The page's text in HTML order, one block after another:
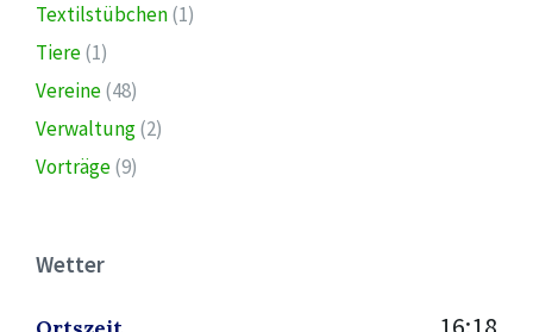
Textilstübchen(1)
Tiere(1)
Vereine(48)
Verwaltung(2)
Vorträge(9)
Wetter